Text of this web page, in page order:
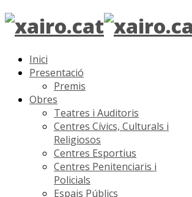
Inici
Presentació
Premis
Obres
Teatres i Auditoris
Centres Cívics, Culturals i
Religiosos
Centres Esportius
Centres Penitenciaris i
Policials
Espais Públics